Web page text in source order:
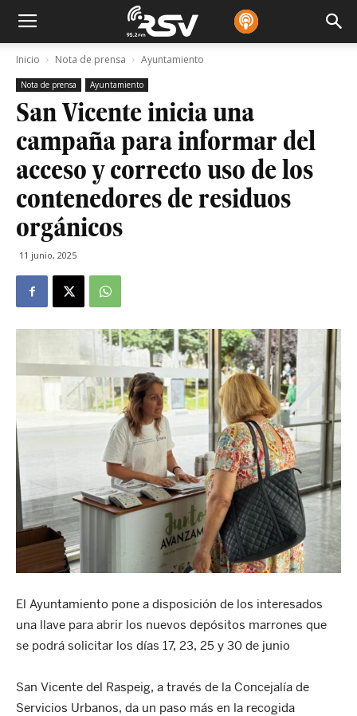
Inicio Nota de prensa Ayuntamiento
Nota de prensa Ayuntamiento
San Vicente inicia una
campaña para informar del
acceso y correcto uso de los
contenedores de residuos
orgánicos
11 junio, 2025
El Ayuntamiento pone a disposición de los interesados
una llave para abrir los nuevos depósitos marrones que
se podrá solicitar los días 17, 23, 25 y 30 de junio
San Vicente del Raspeig, a través de la Concejalía de
Servicios Urbanos, da un paso más en la recogida